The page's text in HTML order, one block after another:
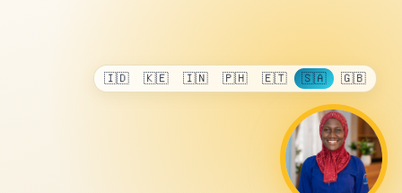
🇬🇧
🇸🇦
🇪🇹
🇵🇭
🇮🇳
🇰🇪
🇮🇩